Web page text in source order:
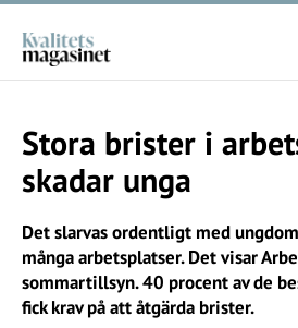
Stora brister i
skadar unga
Det slarvas ordentligt med
många arbetsplatser. Det visar
sommartillsyn. 40 procent av de
fick krav på att åtgärda brister.